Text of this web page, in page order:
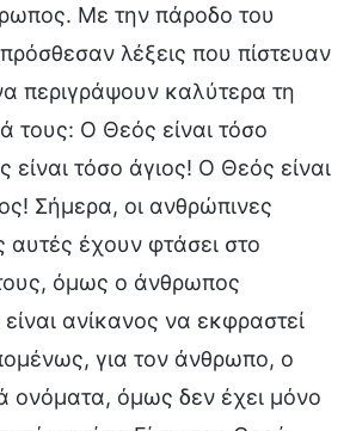
Με την πάροδο του
λέξεις που πίστευαν
περιγράψουν καλύτερα τη
τους: Ο Θεός είναι τόσο
τόσο άγιος! Ο Θεός είναι
Σήμερα, οι ανθρώπινες
έχουν φτάσει στο
όμως ο άνθρωπος
ανίκανος να εκφραστεί
για τον άνθρωπο, ο
ονόματα, όμως δεν έχει μόνο